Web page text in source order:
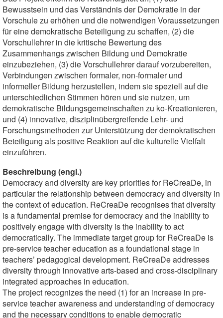
Bewusstsein und das Verständnis der Demokratie in der
Vorschule zu erhöhen und die notwendigen Voraussetzungen
für eine demokratische Beteiligung zu schaffen, (2) die
Vorschullehrer in die kritische Bewertung des
Zusammenhangs zwischen Bildung und Demokratie
einzubeziehen, (3) die Vorschullehrer darauf vorzubereiten,
Verbindungen zwischen formaler, non-formaler und
informeller Bildung herzustellen, indem sie speziell auf die
unterschiedlichen Stimmen hören und sie nutzen, um
demokratische Bildungsgemeinschaften zu ko-Kreationieren,
und (4) innovative, disziplinübergreifende Lehr- und
Forschungsmethoden zur Unterstützung der demokratischen
Beteiligung als positive Reaktion auf die kulturelle Vielfalt
einzuführen.
Beschreibung (engl.)
Democracy and diversity are key priorities for ReCreaDe, in
particular the relationship between democracy and diversity in
the context of education. ReCreaDe recognises that diversity
is a fundamental premise for democracy and the inability to
positively engage with diversity is the inability to act
democratically. The immediate target group for ReCreaDe is
pre-service teacher education as a foundational stage in
teachers’ pedagogical development. ReCreaDe addresses
diversity through innovative arts-based and cross-disciplinary
integrated approaches in education.
The project recognizes the need (1) for an increase in pre-
service teacher awareness and understanding of democracy
and the necessary conditions to enable democratic